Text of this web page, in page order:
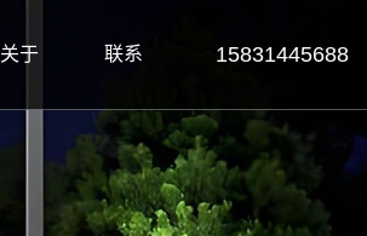
关于 联系 15831445688